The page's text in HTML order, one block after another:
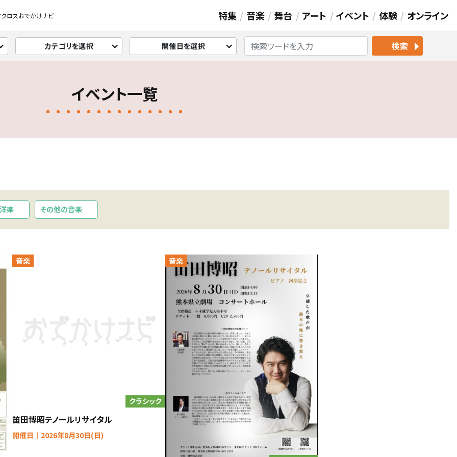
ロスおでかけナビ 特集 音楽 舞台 アート イベント 体験 オンライン
カテゴリを選択 開催日を選択 検索
イベント一覧
洋楽 その他の音楽
音楽
クラシック
笛田博昭テノールリサイタル
開催日｜2026年8月30日(日)
音楽